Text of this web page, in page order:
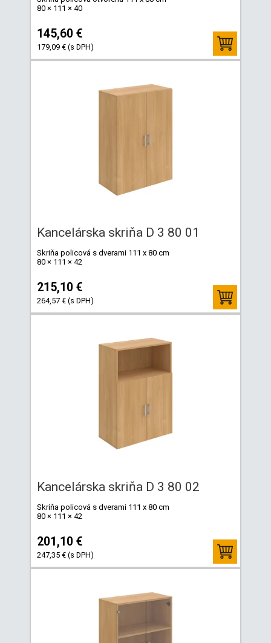
80 × 111 × 40
145,60 €
179,09 € (s DPH)
Kancelárska skriňa D 3 80 01
Skriňa policová s dverami 111 x 80 cm
80 × 111 × 42
215,10 €
264,57 € (s DPH)
Kancelárska skriňa D 3 80 02
Skriňa policová s dverami 111 x 80 cm
80 × 111 × 42
201,10 €
247,35 € (s DPH)